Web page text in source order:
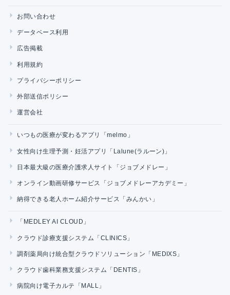
お問い合わせ
データベース利用
広告掲載
利用規約
プライバシーポリシー
外部送信ポリシー
運営会社
いつもの医療が変わるアプリ「melmo」
女性向け生理予測・妊活アプリ「Lalune(ラルーン)」
日本最大級の医療介護求人サイト「ジョブメドレー」
オンライン動画研修サービス「ジョブメドレーアカデミー」
納得できる老人ホーム紹介サービス「みんかい」
「MEDLEY AI CLOUD」
クラウド診療支援システム「CLINICS」
調剤薬局向け統合型クラウドソリューション「MEDIXS」
クラウド歯科業務支援システム「DENTIS」
病院向け電子カルテ「MALL」